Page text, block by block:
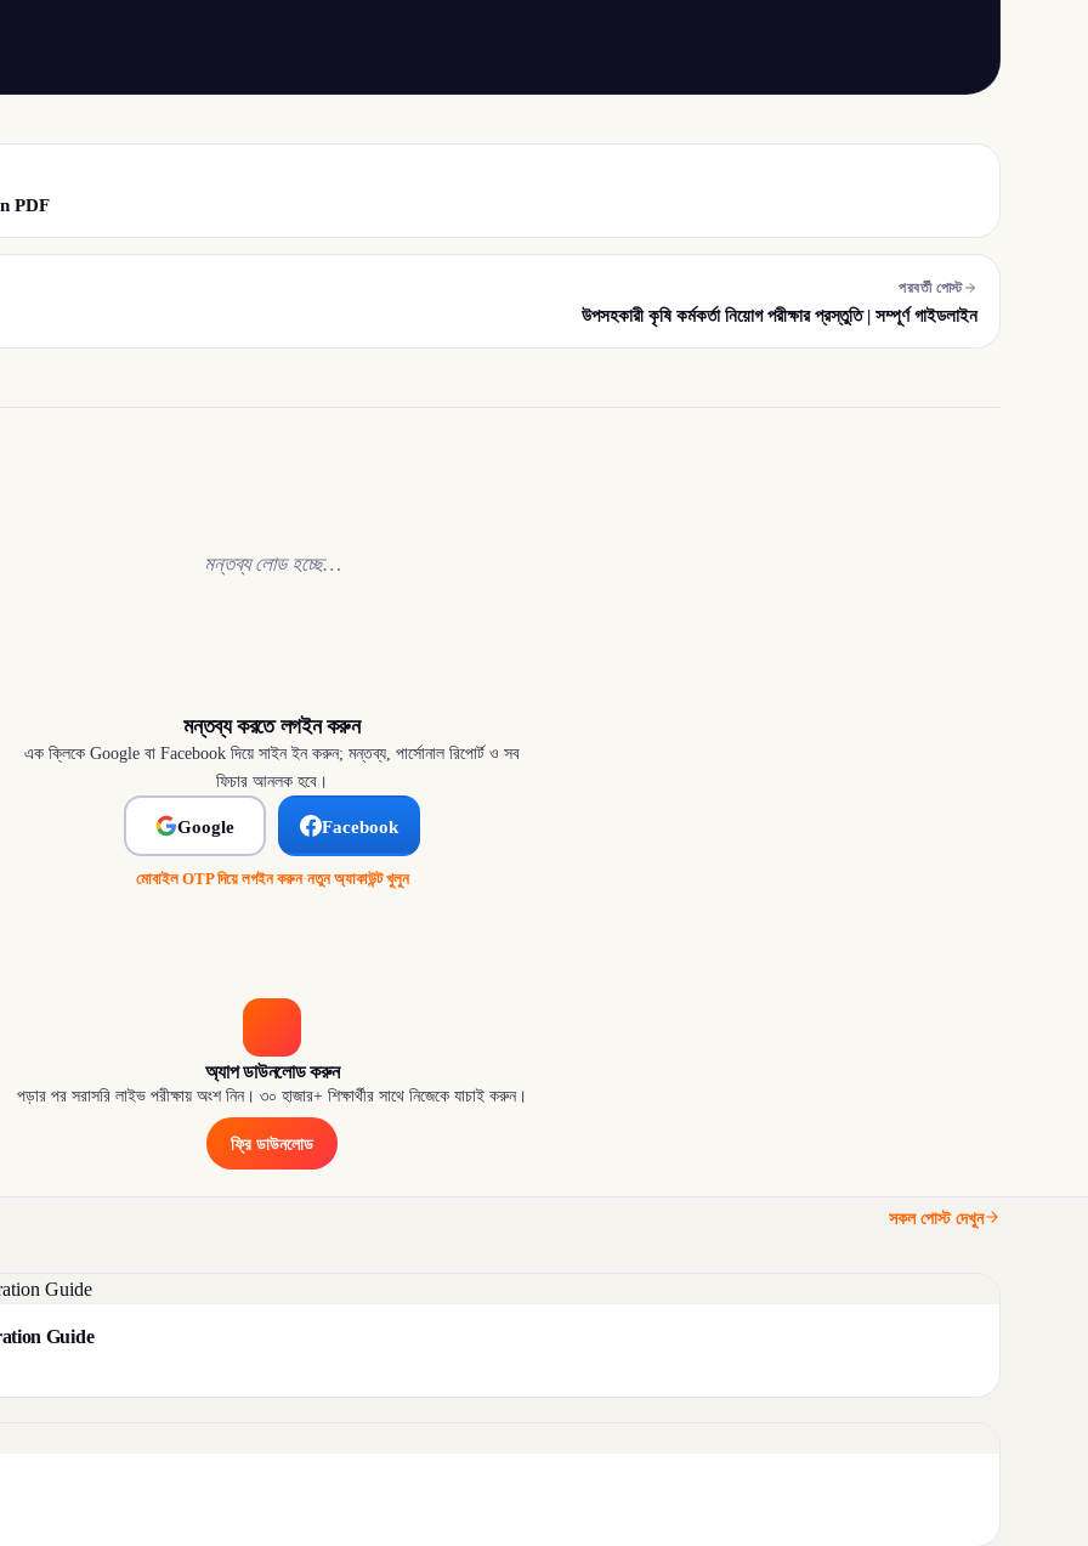
PDF
পরবর্তী পোস্ট
উপসহকারী কৃষি কর্মকর্তা নিয়োগ পরীক্ষার প্রস্তুতি | সম্পূর্ণ গাইডলাইন
মন্তব্য লোড হচ্ছে…
মন্তব্য করতে লগইন করুন
এক ক্লিকে Google বা Facebook দিয়ে সাইন ইন করুন; মন্তব্য, পার্সোনাল রিপোর্ট ও সব
ফিচার আনলক হবে।
Google Facebook
মোবাইল OTP দিয়ে লগইন করুন·নতুন অ্যাকাউন্ট খুলুন
অ্যাপ ডাউনলোড করুন
পড়ার পর সরাসরি লাইভ পরীক্ষায় অংশ নিন। ৩০ হাজার+ শিক্ষার্থীর সাথে নিজেকে যাচাই করুন।
ফ্রি ডাউনলোড
সকল পোস্ট দেখুন
Guide